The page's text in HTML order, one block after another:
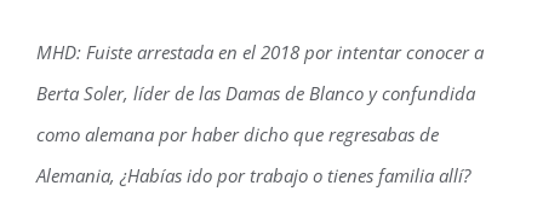
MHD: Fuiste arrestada en el 2018 por intentar conocer a
Berta Soler, líder de las Damas de Blanco y confundida
como alemana por haber dicho que regresabas de
Alemania, ¿Habías ido por trabajo o tienes familia allí?